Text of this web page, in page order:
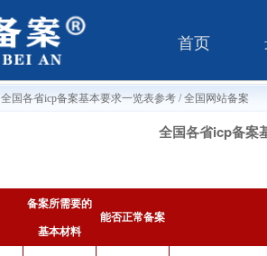
首页
全国各省icp备案基本要求一览表参考 / 全国网站备案
全国各省icp备案
备案所需要的
基本材料
能否正常备案